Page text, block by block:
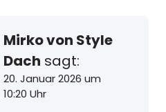
Mirko von Style
Dach sagt:
20. Januar 2026 um
10:20 Uhr